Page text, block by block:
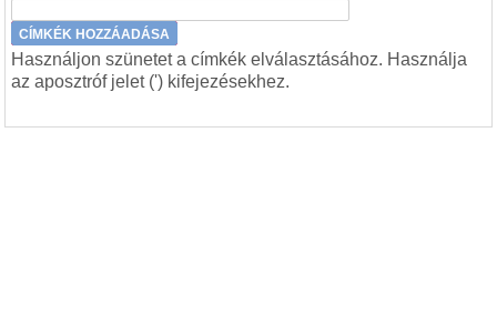
CÍMKÉK HOZZÁADÁSA
Használjon szünetet a címkék elválasztásához. Használja
az aposztróf jelet (') kifejezésekhez.